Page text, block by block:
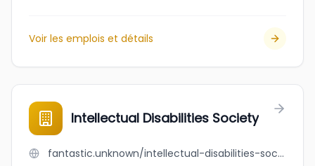
Voir les emplois et détails
Intellectual Disabilities Society
fantastic.unknown/intellectual-disabilities-society